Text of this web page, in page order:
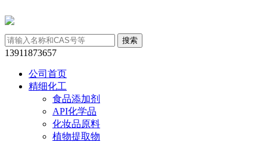
13911873657
公司首页
精细化工
食品添加剂
API化学品
化妆品原料
植物提取物